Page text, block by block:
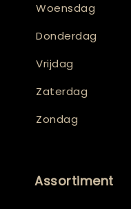
Woensdag
Donderdag
Vrijdag
Zaterdag
Zondag
Assortiment